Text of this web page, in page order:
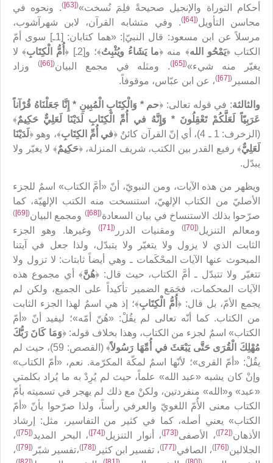
أحكام التوراة والإنجيل صحيحةً فلِمَ نُسخت»(
[63]
). ونحوه في
محاسن التأويل(
[64]
). وفي متشابه القرآن، لابن شهرآشوب،
مرسلاً عن ابن مسعود: قال النبيّ|: «هما كتابان: [1ـ] سوى أمّ
الكتاب ﴿يَمْحُو الله﴾ منه ﴿ما يَشَاءُ ويُثْبِتُ﴾؛ و[2ـ] ﴿ أُمُّ الْكِتَابِ﴾ لا
يغيّر منه شي‏ء»(
[65]
). ومثله في مجمع البيان(
[66]
)
وزاد
المسير (
[67]
)، عن ابن عبّاس، موقوفاً.
والثالثة: في قوله تعالى: ﴿حم * وَالْكِتَابِ الْمُبِينِ * إِنَّا جَعَلْنَاهُ قُرْآناً
عَرَبِيّاً لَعَلَّكُمْ تَعْقِلُونَ * وَإِنَّهُ في‏ أُمِّ الْكِتَابِ لَدَيْنَا لَعَلِيٌّ حَكِيمٌ﴾
(الزخرف: 1 ـ 4)، أي إنّ القرآن كائنٌ ﴿
في أُمِّ الكِتَابِ﴾، وهو ﴿لَدَيْنَا
لَعَلِيٌّ﴾ رفيع القدر بين الكتب، شريف المنزلة، ﴿حَكِيمٌ﴾ لا يغيّر ولا
يبدّل.
ويظهر من هذه الآيات، ومن النبويّ، أنّ «أمَّ الكتاب» اسمٌ للجزء
الأصليّ من الكتاب الإلهيّ، استنسخت منه الكتب الإلهيّة، كما
صرّحوا بذلك الاستنساخ في بيان السعادة(
[68]
) ومجمع البيان(
[69]
)
ومعالم التنزيل(
[70]
)ومقنيات الدرر(
[71]
)
وغيرها. وهو الجزء
الثابت الذي لا يزول ولا يتغيّر ولا يتبدّل، ولذا جعل في آيتنا
المبحوث عنها الآيات المحْكَمات ـ وهي أيضاً ثابتات: لا تزول ولا
تتغيّر ولا تتبدّل ـ أمَّ الكتاب، حيث قال: ﴿هُنَّ﴾ أي مجموع هذه
الآيات المحكمات، فجَمَع الضمير تأكيداً على الجميع، ولكن لم‌
يجمع الأمّ، بل قال: ﴿ أُمُّ الْكِتَابِ﴾؛ إذ هي اسمٌ لهذا الجزء الثابت
من الكتاب. كما أنّه تعالى لم‌ يقُلْ: «هُنّ أمّه»؛ ليفيد أنّ «أمّ
الكتاب» اسمٌ لجزء من الكتاب، وهذا بخلاف قوله: ﴿وَمَا كَانَ رَبُّكَ
مُهْلِكَ الْقُرَى‏ حَتَّى يَبْعَثَ في‏ أُمِّهَا رَسُولاً
﴾ (القصص: 59)، حيث لم‌
يقُلْ: «أمّ القرى»؛ لأنّها اسمٌ لمكّة المكرّمة. نعم، «أمّ الكتاب»
وإنْ كان يشبه «عبد الله» علماً، حيث لم‌ يُرِدْ به ما يُراد بكلمتي
«عبد» و«الله» منفردتين، ولكنْ مع ذلك لم‌ يهجر في تسميته بأمّ
الكتاب معنى الأُمّ اللغويّ والعرفي رأساً، ولذا صرّحوا بأنّ «أمّ
الكتاب» يعني أصله، كما في كثير من التفاسير، مثل: إرشاد
الأذهان(
[72]
)، الأصفى(
[73]
)، أنوار التنزيل(
[74]
)، البحر المديد(
[75]
)،
الجلالين(
[76]
)، الصافي(
[77]
)، تفسير ابن كثير (
[78]
)،تفسير شبّر (
[79]
)،